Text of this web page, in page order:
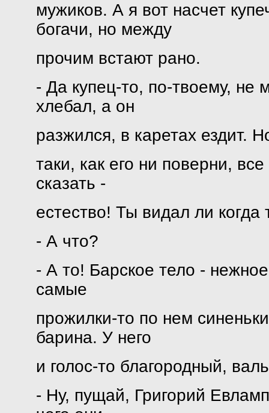
мужиков. А я вот насчет
богачи, но между
прочим встают рано.
- Да купец-то, по-твоему,
хлебал, а он
разжился, в каретах ездит.
таки, как его ни поверни,
сказать -
естество! Ты видал ли когда
- А что?
- А то! Барское тело -
самые
прожилки-то по нем
барина. У него
и голос-то благородный,
- Ну, пущай, Григорий